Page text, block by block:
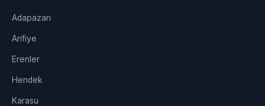
Adapazarı
Arifiye
Erenler
Hendek
Karasu